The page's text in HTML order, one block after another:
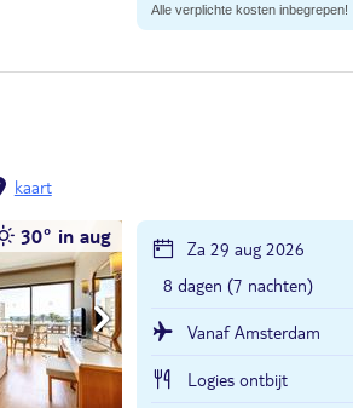
Alle verplichte kosten inbegrepen!
kaart
30° in aug
Za 29 aug 2026
8 dagen (7 nachten)
Vanaf Amsterdam
Logies ontbijt